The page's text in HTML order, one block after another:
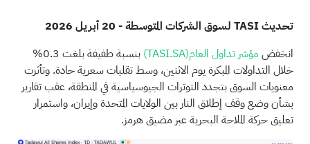
تحديث TASI لسوق الشركات المتوسطة - 20 أبريل 2026
انخفض مؤشر تداول العام(TASI.SA)
بنسبة طفيفة بلغت 0.3%
خلال التداولات المبكرة يوم الاثنين، وسط تقلبات سعرية حادة. وتأثرت
معنويات السوق بتجدد التوترات الجيوسياسية في المنطقة، عقب تقارير
بشأن وضع وقف إطلاق النار بين الولايات المتحدة وإيران، واستمرار
تعليق حركة الملاحة البحرية عبر مضيق هرمز.